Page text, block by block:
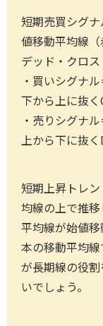
短期売買シグ
値移動平均線（
デッド・クロス
・買いシグナ
下から上に抜く
・売りシグナ
上から下に抜く
短期上昇トレ
均線の上で推
平均線が始値
本の移動平均
が長期線の役
いでしょう。